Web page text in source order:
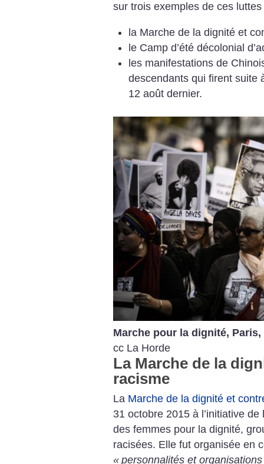
sur trois exemples de ces
la Marche de la dignité et
le Camp d’été décolonial
les manifestations de
descendants qui firent suite
12 août dernier.
Marche pour la dignité, Paris,
cc La Horde
La Marche de la
racisme
La Marche de la dignité et
31 octobre 2015 à l’initiative
des femmes pour la dignité,
racisées. Elle fut organisée en
« personnalités et